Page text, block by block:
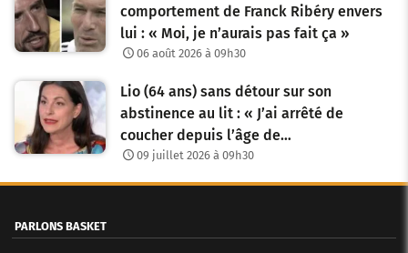
comportement de Franck Ribéry envers
lui : « Moi, je n’aurais pas fait ça »
06 août 2026 à 09h30
Lio (64 ans) sans détour sur son
abstinence au lit : « J’ai arrêté de
coucher depuis l’âge de…
09 juillet 2026 à 09h30
PARLONS BASKET